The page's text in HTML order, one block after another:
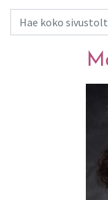
Haku